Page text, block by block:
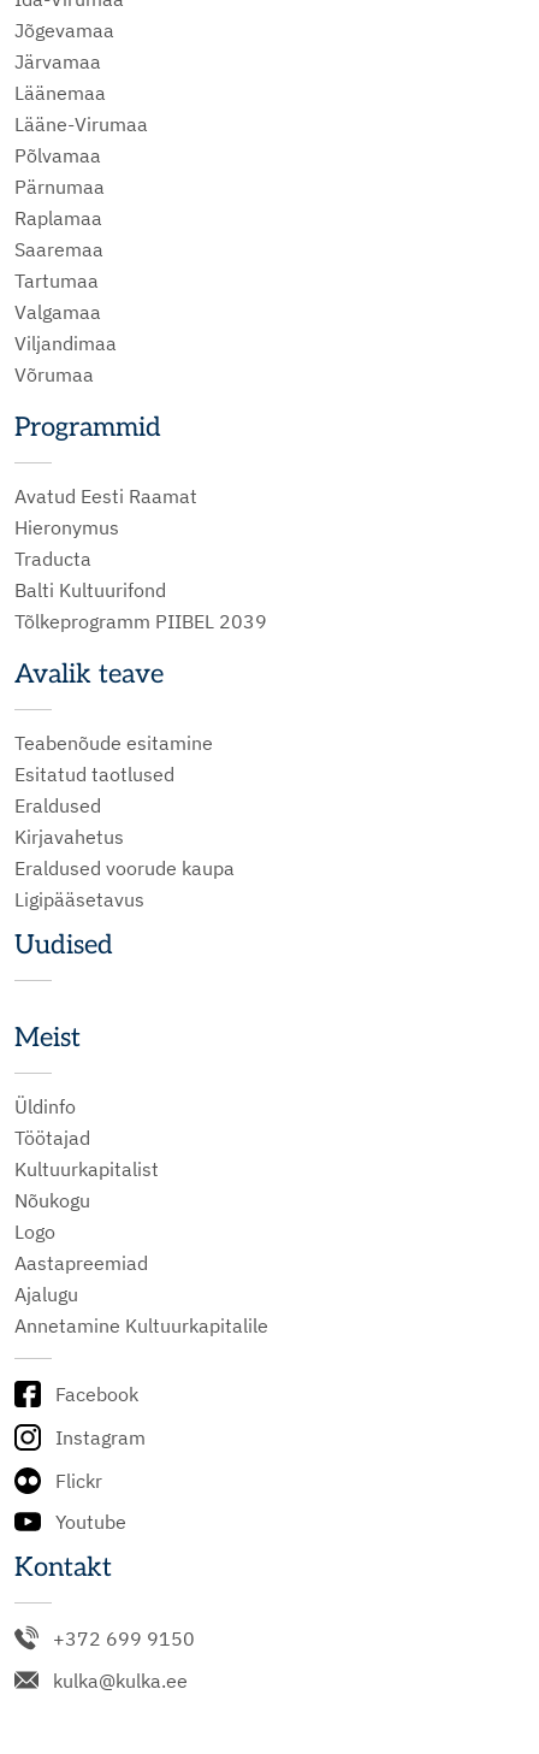
Jõgevamaa
Järvamaa
Läänemaa
Lääne-Virumaa
Põlvamaa
Pärnumaa
Raplamaa
Saaremaa
Tartumaa
Valgamaa
Viljandimaa
Võrumaa
Programmid
Avatud Eesti Raamat
Hieronymus
Traducta
Balti Kultuurifond
Tõlkeprogramm PIIBEL 2039
Avalik teave
Teabenõude esitamine
Esitatud taotlused
Eraldused
Kirjavahetus
Eraldused voorude kaupa
Ligipääsetavus
Uudised
Meist
Üldinfo
Töötajad
Kultuurkapitalist
Nõukogu
Logo
Aastapreemiad
Ajalugu
Annetamine Kultuurkapitalile
Facebook
Instagram
Flickr
Youtube
Kontakt
+372 699 9150
kulka@kulka.ee